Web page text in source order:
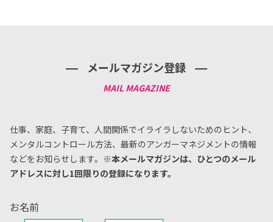
メールマガジン登録
仕事、家庭、子育て、人間関係でイライラしないためのヒント、
メンタルコントロール方法、 最新のアンガーマネジメントの情報
などをお知らせします。 ※本メールマガジンは、ひとつのメール
アドレスに対し1回限りの登録になります。
お名前